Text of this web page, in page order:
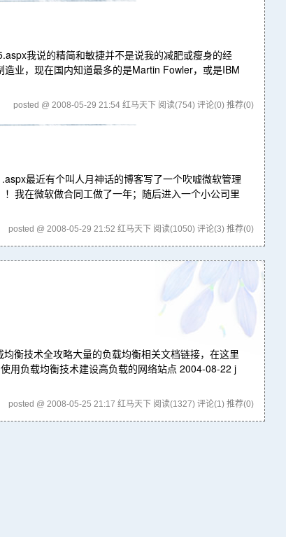
我说的精简和敏捷并不是说我的减肥或瘦身的经
业，现在国内知道最多的是Martin Fowler，或是IBM
posted @ 2008-05-29 21:54 红马天下 阅读(754) 评论(0) 推荐(0)
最近有个叫人月神话的博客写了一个吹嘘微软管理
我在微软做合同工做了一年；随后进入一个小公司里
posted @ 2008-05-29 21:52 红马天下 阅读(1050) 评论(3) 推荐(0)
衡技术全攻略大量的负载均衡相关文档链接，在这里
用负载均衡技术建设高负载的网络站点 2004-08-22 j
posted @ 2008-05-25 21:17 红马天下 阅读(1327) 评论(1) 推荐(0)